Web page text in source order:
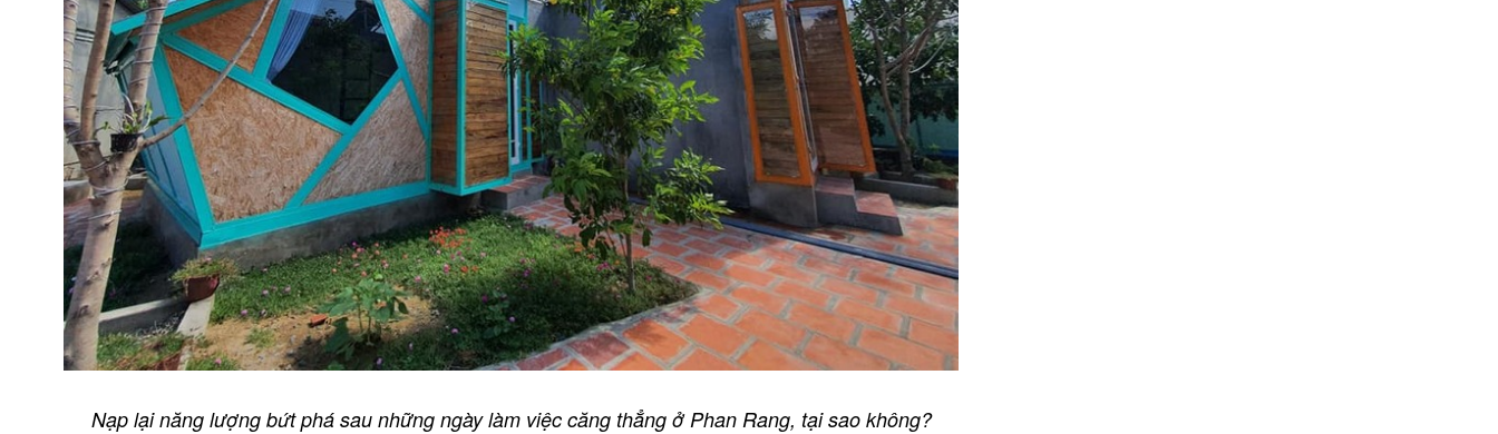
Nạp lại năng lượng bứt phá sau những ngày làm việc căng thẳng ở Phan Rang, tại sao không?